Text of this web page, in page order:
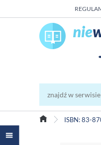
ISBN: 83-